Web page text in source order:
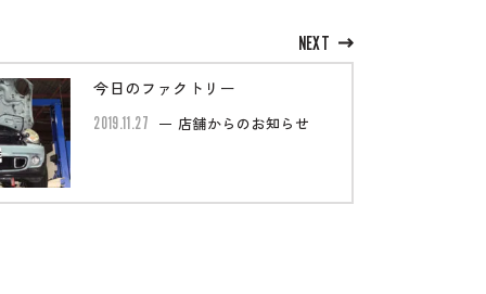
NEXT
今日のファクトリー
2019.11.27 店舗からのお知らせ